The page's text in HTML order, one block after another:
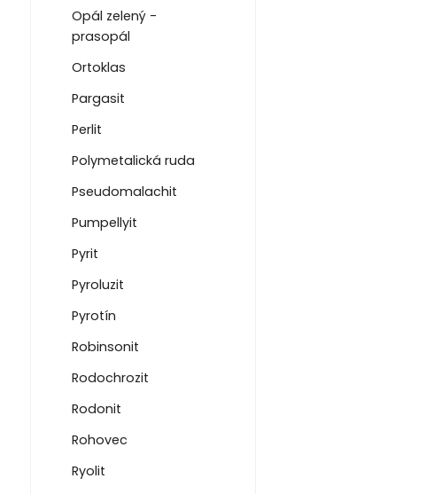
Opál zelený -
prasopál
Ortoklas
Pargasit
Perlit
Polymetalická ruda
Pseudomalachit
Pumpellyit
Pyrit
Pyroluzit
Pyrotín
Robinsonit
Rodochrozit
Rodonit
Rohovec
Ryolit